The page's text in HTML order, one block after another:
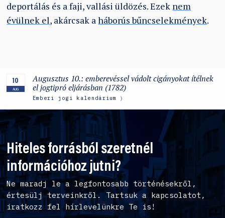
deportálás és a faji, vallási üldözés. Ezek nem
évülnek el, akárcsak aháborús bűncselekmények.
10
AUG
Augusztus 10.: emberevéssel vádolt cigányokat ítélnek
el jogtipró eljárásban (1782)
Emberi jogi kalendárium
Hiteles forrásból szeretnél
információhoz jutni?
Ne maradj le a legfontosabb történésekről,
értesülj terveinkről. Tartsuk a kapcsolatot,
iratkozz fel hírlevelünkre Te is!